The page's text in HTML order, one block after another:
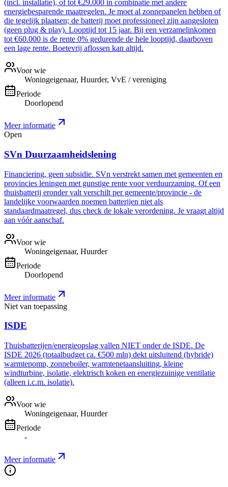
(incl. installatie), of tot €29.000 in combinatie met andere
energiebesparende maatregelen. Je moet al zonnepanelen hebben of
die tegelijk plaatsen; de batterij moet professioneel zijn aangesloten
(geen plug & play). Looptijd tot 15 jaar. Bij een verzamelinkomen
tot €60.000 is de rente 0% gedurende de hele looptijd, daarboven
een lage rente. Boetevrij aflossen kan altijd.
Voor wie
Woningeigenaar, Huurder, VvE / vereniging
Periode
Doorlopend
Meer informatie
Open
SVn Duurzaamheidslening
Financiering, geen subsidie. SVn verstrekt samen met gemeenten en
provincies leningen met gunstige rente voor verduurzaming. Of een
thuisbatterij eronder valt verschilt per gemeente/provincie - de
landelijke voorwaarden noemen batterijen niet als
standaardmaatregel, dus check de lokale verordening. Je vraagt altijd
aan vóór aanschaf.
Voor wie
Woningeigenaar, Huurder
Periode
Doorlopend
Meer informatie
Niet van toepassing
ISDE
Thuisbatterijen/energieopslag vallen NIET onder de ISDE. De
ISDE 2026 (totaalbudget ca. €500 mln) dekt uitsluitend (hybride)
warmtepomp, zonneboiler, warmtenetaansluiting, kleine
windturbine, isolatie, elektrisch koken en energiezuinige ventilatie
(alleen i.c.m. isolatie).
Voor wie
Woningeigenaar, Huurder
Periode
-
Meer informatie